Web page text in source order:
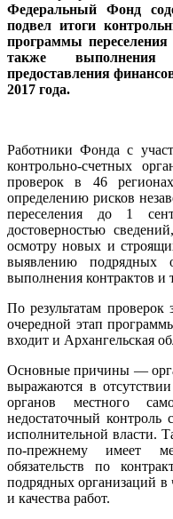
Федеральный Фонд
подвел итоги
программы
также
предоставления
2017 года.
Работники Фонда с
контрольно-счетных
проверок в 46
определению рисков
переселения до 1
достоверностью
осмотру новых и
выявлению подрядных
выполнения контрактов и
По результатам проверок
очередной этап
входит и Архангельская
Основные причины —
выражаются в
органов местного
недостаточный контроль
исполнительной власти.
по-прежнему имеет
обязательств по
подрядных организаций в
и качества работ.